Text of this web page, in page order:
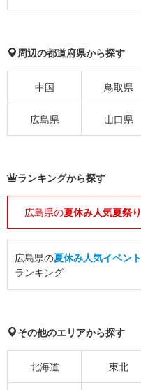
周辺の都道府県から探す
中国 鳥取県
広島県 山口県
ランキングから探す
広島県の夏休み人気夏祭り
広島県の夏休み人気イベント
ランキング
その他のエリアから探す
北海道 東北